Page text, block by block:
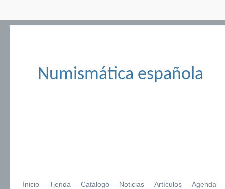
Numismática española
Inicio Tienda Catalogo Noticias Artículos Agenda